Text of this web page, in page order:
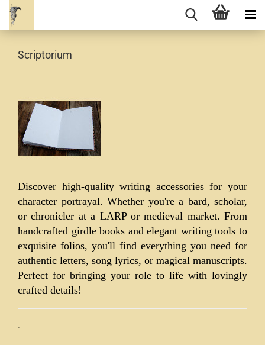
Scriptorium
Discover high-quality writing accessories for your
character portrayal. Whether you're a bard, scholar,
or chronicler at a LARP or medieval market. From
handcrafted girdle books and elegant writing tools to
exquisite folios, you'll find everything you need for
authentic letters, song lyrics, or magical manuscripts.
Perfect for bringing your role to life with lovingly
crafted details!
.